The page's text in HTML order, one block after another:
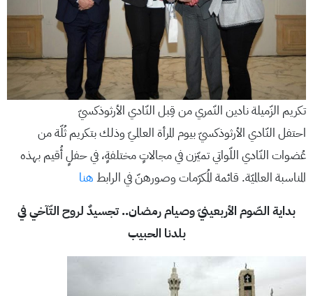
تكريم الزّميلة نادين النّمري من قِبل النّادي الأرثوذكسيّ
احتفل النّادي الأرثوذكسيّ بيوم المرأة العالميّ وذلك بتكريم ثُلّة من
عُضوات النّادي اللّواتي تميّزن في مجالاتٍ مختلفةٍ، في حفلٍ أُقيم بهذه
المناسبة العالميّة. قائمة المُكرّمات وصورهنّ في الرابط هنا
بداية الصّوم الأربعينيّ وصيام رمضان.. تجسيدٌ لروح التّآخي في
بلدنا الحبيب